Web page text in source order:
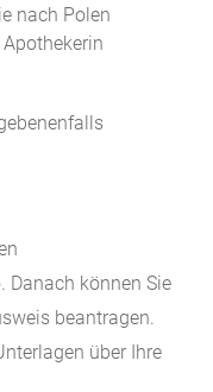
nach Polen
Danach können Sie
beantragen.
über Ihre